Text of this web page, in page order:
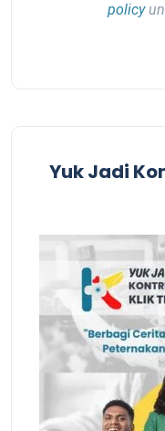
policy
Yuk Jadi